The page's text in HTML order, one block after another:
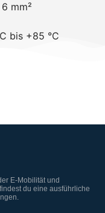
mm²
bis +85 °C
E-Mobilität und
du eine ausführliche